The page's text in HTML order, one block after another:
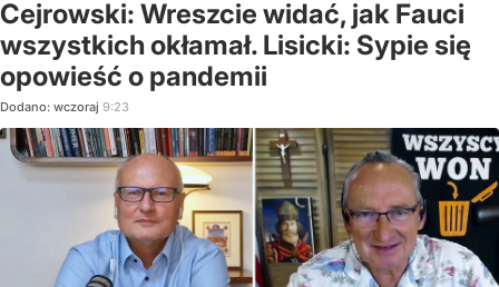
Cejrowski: Wreszcie widać, jak Fauci
wszystkich okłamał. Lisicki: Sypie się
opowieść o pandemii
Dodano: wczoraj 9:23